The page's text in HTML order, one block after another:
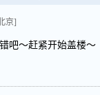
京]
吧～赶紧开始盖楼～